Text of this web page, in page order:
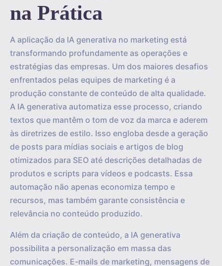
na Prática
A aplicação da IA generativa no marketing está
transformando profundamente as operações e
estratégias das empresas. Um dos maiores desafios
enfrentados pelas equipes de marketing é a
produção constante de conteúdo de alta qualidade.
A IA generativa automatiza esse processo, criando
textos que mantêm o tom de voz da marca e aderem
às diretrizes de estilo. Isso engloba desde a geração
de posts para mídias sociais e artigos de blog
otimizados para SEO até descrições detalhadas de
produtos e scripts para vídeos e podcasts. Essa
automação não apenas economiza tempo e
recursos, mas também garante consistência e
relevância no conteúdo produzido.
Além da criação de conteúdo, a IA generativa
possibilita a personalização em massa das
comunicações. E-mails de marketing, mensagens de